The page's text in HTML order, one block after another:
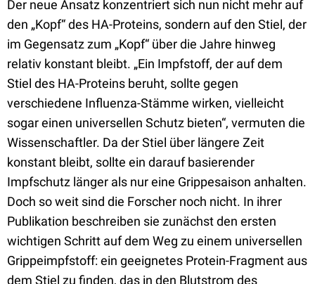
Der neue Ansatz konzentriert sich nun nicht mehr auf
den „Kopf“ des HA-Proteins, sondern auf den Stiel, der
im Gegensatz zum „Kopf“ über die Jahre hinweg
relativ konstant bleibt. „Ein Impfstoff, der auf dem
Stiel des HA-Proteins beruht, sollte gegen
verschiedene Influenza-Stämme wirken, vielleicht
sogar einen universellen Schutz bieten“, vermuten die
Wissenschaftler. Da der Stiel über längere Zeit
konstant bleibt, sollte ein darauf basierender
Impfschutz länger als nur eine Grippesaison anhalten.
Doch so weit sind die Forscher noch nicht. In ihrer
Publikation beschreiben sie zunächst den ersten
wichtigen Schritt auf dem Weg zu einem universellen
Grippeimpfstoff: ein geeignetes Protein-Fragment aus
dem Stiel zu finden, das in den Blutstrom des